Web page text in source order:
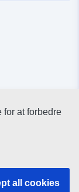
for at forbedre
all cookies